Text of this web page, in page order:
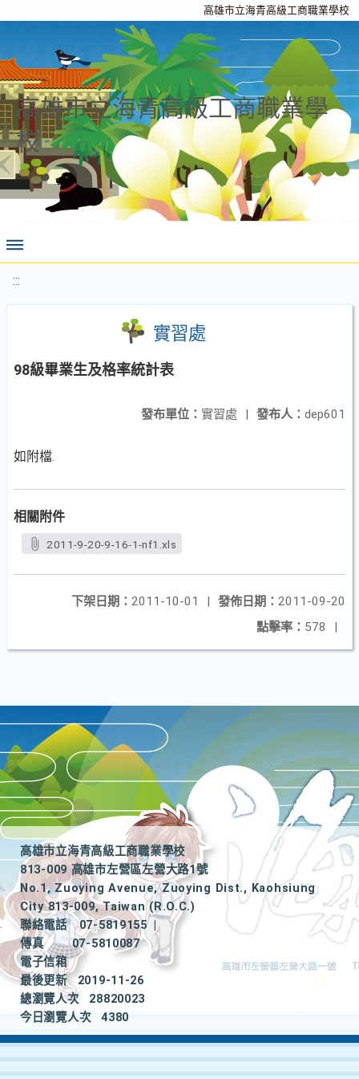
高雄市立海青高級工商職業學校
高雄市立海青高級工商職業學
校
:::
實習處
98級畢業生及格率統計表
發布人： dep601
發布單位： 實習處 |
如附檔.
相關附件
2011-9-20-9-16-1-nf1.xls
發佈日期： 2011-09-20
下架日期： 2011-10-01
|
點擊率： 578 |
高雄市立海青高級工商職業學校
813-009 高雄市左營區左營大路1號
No.1, Zuoying Avenue, Zuoying Dist., Kaohsiung
City 813-009, Taiwan (R.O.C.)
聯絡電話
07-5819155
|
傳真
07-5810087
電子信箱
最後更新
2019-11-26
總瀏覽人次
28820023
今日瀏覽人次
4380